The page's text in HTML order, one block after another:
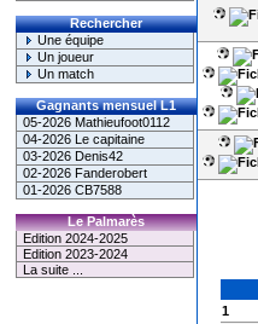
Rechercher
Une équipe
Un joueur
Un match
Gagnants mensuel L1
05-2026 Mathieufoot0112
04-2026 Le capitaine
03-2026 Denis42
02-2026 Fanderobert
01-2026 CB7588
Le Palmarès
Edition 2024-2025
Edition 2023-2024
La suite ...
1